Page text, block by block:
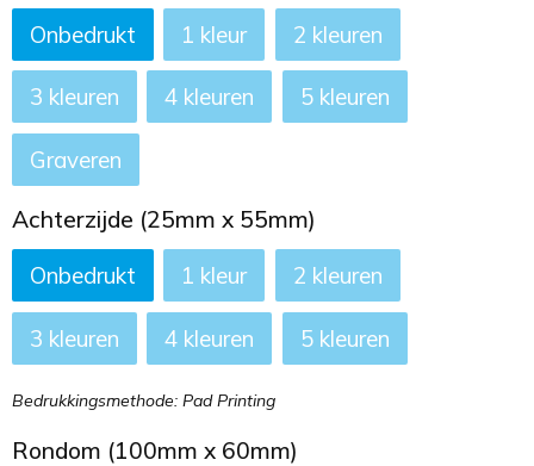
Onbedrukt 1 2
3 4 5
Graveren
Achterzijde (25mm x 55mm)
Onbedrukt
1 2
3 4 5
Bedrukkingsmethode: Pad Printing
Rondom (100mm x 60mm)